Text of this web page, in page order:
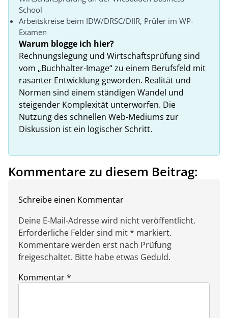
School
Arbeitskreise beim IDW/DRSC/DIIR, Prüfer im WP-
Examen
Warum blogge ich hier?
Rechnungslegung und Wirtschaftsprüfung sind
vom „Buchhalter-Image“ zu einem Berufsfeld mit
rasanter Entwicklung geworden. Realität und
Normen sind einem ständigen Wandel und
steigender Komplexität unterworfen. Die
Nutzung des schnellen Web-Mediums zur
Diskussion ist ein logischer Schritt.
Kommentare zu diesem Beitrag:
Schreibe einen Kommentar
Deine E-Mail-Adresse wird nicht veröffentlicht.
Erforderliche Felder sind mit * markiert.
Kommentare werden erst nach Prüfung
freigeschaltet. Bitte habe etwas Geduld.
Kommentar*